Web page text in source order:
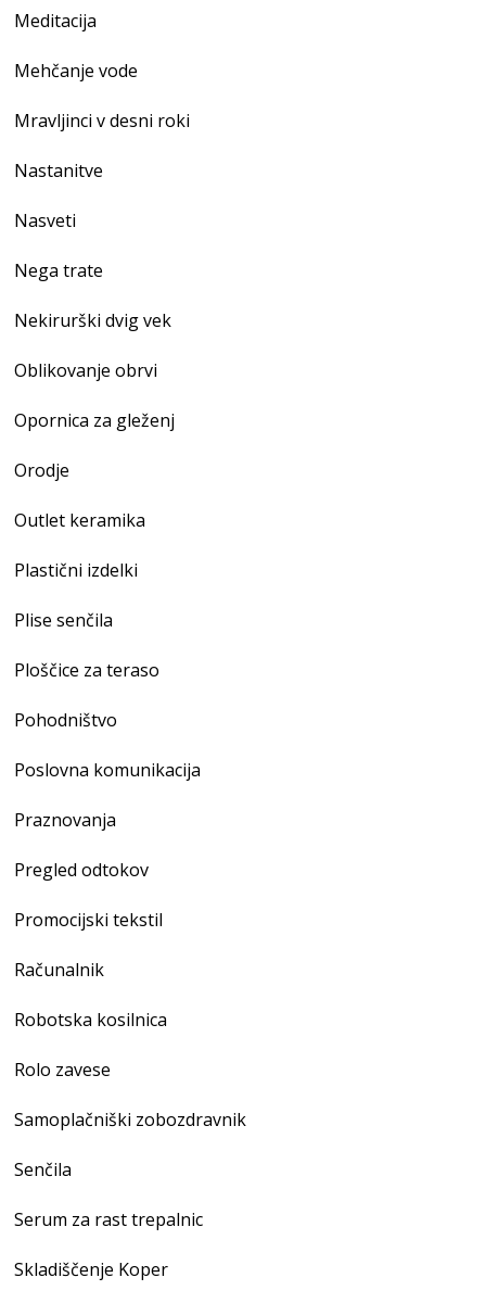
Meditacija
Mehčanje vode
Mravljinci v desni roki
Nastanitve
Nasveti
Nega trate
Nekirurški dvig vek
Oblikovanje obrvi
Opornica za gleženj
Orodje
Outlet keramika
Plastični izdelki
Plise senčila
Ploščice za teraso
Pohodništvo
Poslovna komunikacija
Praznovanja
Pregled odtokov
Promocijski tekstil
Računalnik
Robotska kosilnica
Rolo zavese
Samoplačniški zobozdravnik
Senčila
Serum za rast trepalnic
Skladiščenje Koper